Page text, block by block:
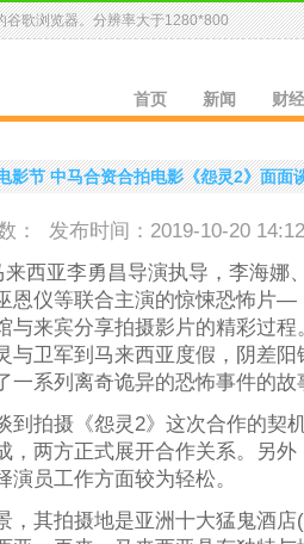
谷歌浏览器。分辨率大于1280*800
首页 新闻 财经
影节 中马合资合拍电影《怨灵2》面面
：
发布时间：2019-10-20 14:12
西亚李勇昌导演执导，李海娜
恩仪等联合主演的惊悚恐怖片—
与来宾分享拍摄影片的精彩过
与卫军到马来西亚度假，阴差阳
一系列离奇诡异的恐怖事件的故
到拍摄《怨灵2》这次合作的契
，两方正式展开合作关系。另外
员工作方面较为轻松。
，其拍摄地是亚洲十大猛鬼酒